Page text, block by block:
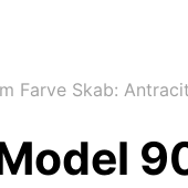
Farve Skab: